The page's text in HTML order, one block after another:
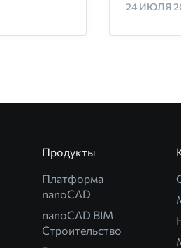
24 ИЮЛЯ
Продукты
Платформа
nanoCAD
nanoCAD BIM
Строительство